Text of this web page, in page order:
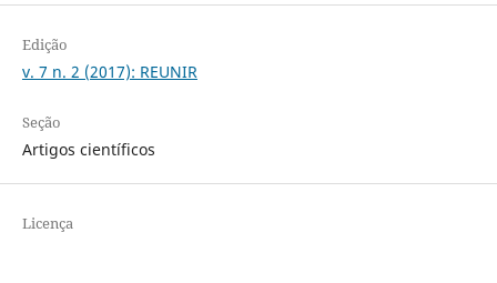
Edição
v. 7 n. 2 (2017): REUNIR
Seção
Artigos científicos
Licença